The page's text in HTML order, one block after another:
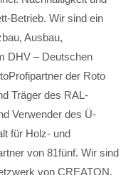
Betrieb. Wir sind ein
Ausbau,
DHV – Deutschen
der Roto
Träger des RAL-
Verwender des Ü-
für Holz- und
von 81fünf. Wir sind
von CREATON.